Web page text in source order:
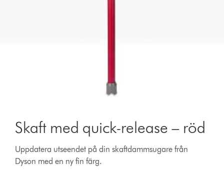
Skaft med quick-release – röd
Uppdatera utseendet på din skaftdammsugare från
Dyson med en ny fin färg.